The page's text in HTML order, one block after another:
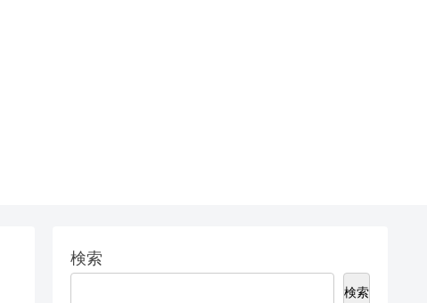
検索
検索